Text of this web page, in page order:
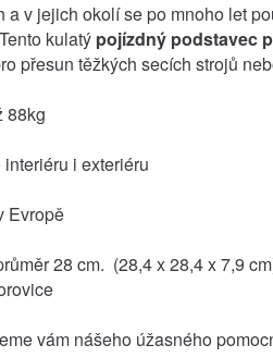
a v jejich okolí se po mnoho let
kulatý pojízdný podstavec
přesun těžkých secích strojů
88kg
i exteriéru
Evropě
28 cm. (28,4 x 28,4 x 7,9
vám nášeho úžasného